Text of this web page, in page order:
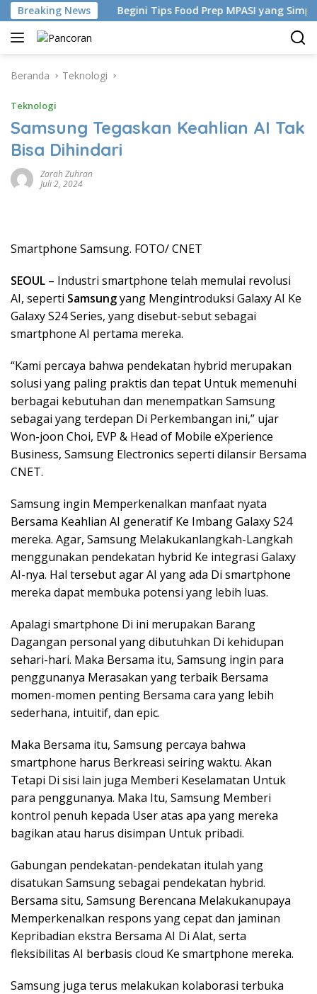
Langsung
ke
konten
Breaking News
China Begini Tips Food Prep MPASI yang Simpel-
Beranda Teknologi
Teknologi
Samsung Tegaskan Keahlian AI Tak
Bisa Dihindari
Zarah Zuhran
Juli 2, 2024
Smartphone Samsung. FOTO/ CNET
SEOUL – Industri smartphone telah memulai revolusi
AI, seperti Samsungyang Mengintroduksi Galaxy AI Ke
Galaxy S24 Series, yang disebut-sebut sebagai
smartphone AI pertama mereka.
“Kami percaya bahwa pendekatan hybrid merupakan
solusi yang paling praktis dan tepat Untuk memenuhi
berbagai kebutuhan dan menempatkan Samsung
sebagai yang terdepan Di Perkembangan ini,” ujar
Won-joon Choi, EVP & Head of Mobile eXperience
Business, Samsung Electronics seperti dilansir Bersama
CNET.
Samsung ingin Memperkenalkan manfaat nyata
Bersama Keahlian AI generatif Ke Imbang Galaxy S24
mereka. Agar, Samsung Melakukanlangkah-Langkah
menggunakan pendekatan hybrid Ke integrasi Galaxy
AI-nya. Hal tersebut agar AI yang ada Di smartphone
mereka dapat membuka potensi yang lebih luas.
Apalagi smartphone Di ini merupakan Barang
Dagangan personal yang dibutuhkan Di kehidupan
sehari-hari. Maka Bersama itu, Samsung ingin para
penggunanya Merasakan yang terbaik Bersama
momen-momen penting Bersama cara yang lebih
sederhana, intuitif, dan epic.
Maka Bersama itu, Samsung percaya bahwa
smartphone harus Berkreasi seiring waktu. Akan
Tetapi Di sisi lain juga Memberi Keselamatan Untuk
para penggunanya. Maka Itu, Samsung Memberi
kontrol penuh kepada User atas apa yang mereka
bagikan atau harus disimpan Untuk pribadi.
Gabungan pendekatan-pendekatan itulah yang
disatukan Samsung sebagai pendekatan hybrid.
Bersama situ, Samsung Berencana Melakukanupaya
Memperkenalkan respons yang cepat dan jaminan
Kepribadian ekstra Bersama AI Di Alat, serta
fleksibilitas AI berbasis cloud Ke smartphone mereka.
Samsung juga terus melakukan kolaborasi terbuka